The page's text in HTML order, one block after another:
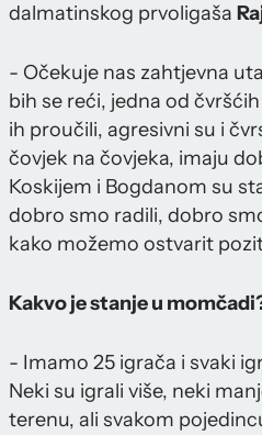
dalmatinskog prvoligaša
- Očekuje nas zahtjevna
bih se reći, jedna od
ih proučili, agresivni su i
čovjek na čovjeka, imaju
Koskijem i Bogdanom su
dobro smo radili, dobro
kako možemo ostvarit
Kakvo je stanje u
- Imamo 25 igrača i svaki
Neki su igrali više, neki
terenu, ali svakom